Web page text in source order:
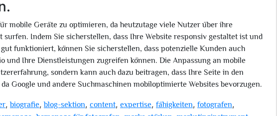
mobile Geräte zu optimieren, da heutzutage viele Nutzer über ihre
Indem Sie sicherstellen, dass Ihre Website responsiv gestaltet ist und
funktioniert, können Sie sicherstellen, dass potenzielle Kunden auch
und Ihre Dienstleistungen zugreifen können. Die Anpassung an mobile
sondern kann auch dazu beitragen, dass Ihre Seite in den
Google und andere Suchmaschinen mobiloptimierte Websites bevorzugen.
,biografie,blog-sektion, content, expertise, fähigkeiten, fotografen,